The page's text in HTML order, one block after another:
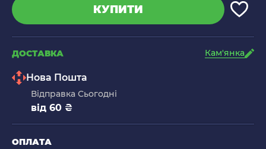
КУПИТИ
ДОСТАВКА Кам'янка
Нова Пошта
Відправка Сьогодні
від 60 ₴
ОПЛАТА